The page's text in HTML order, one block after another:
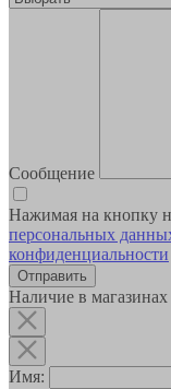
Сообщение
Нажимая на кнопку
персональных
конфиденциальности
Наличие в магазинах
Имя: